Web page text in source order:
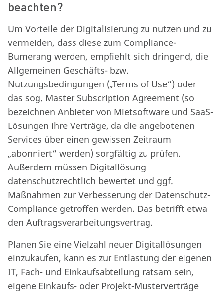
beachten?
Um Vorteile der Digitalisierung zu nutzen und zu
vermeiden, dass diese zum Compliance-
Bumerang werden, empfiehlt sich dringend, die
Allgemeinen Geschäfts- bzw.
Nutzungsbedingungen („Terms of Use“) oder
das sog. Master Subscription Agreement (so
bezeichnen Anbieter von Mietsoftware und SaaS-
Lösungen ihre Verträge, da die angebotenen
Services über einen gewissen Zeitraum
„abonniert“ werden) sorgfältig zu prüfen.
Außerdem müssen Digitallösung
datenschutzrechtlich bewertet und ggf.
Maßnahmen zur Verbesserung der Datenschutz-
Compliance getroffen werden. Das betrifft etwa
den Auftragsverarbeitungsvertrag.
Planen Sie eine Vielzahl neuer Digitallösungen
einzukaufen, kann es zur Entlastung der eigenen
IT, Fach- und Einkaufsabteilung ratsam sein,
eigene Einkaufs- oder Projekt-Musterverträge